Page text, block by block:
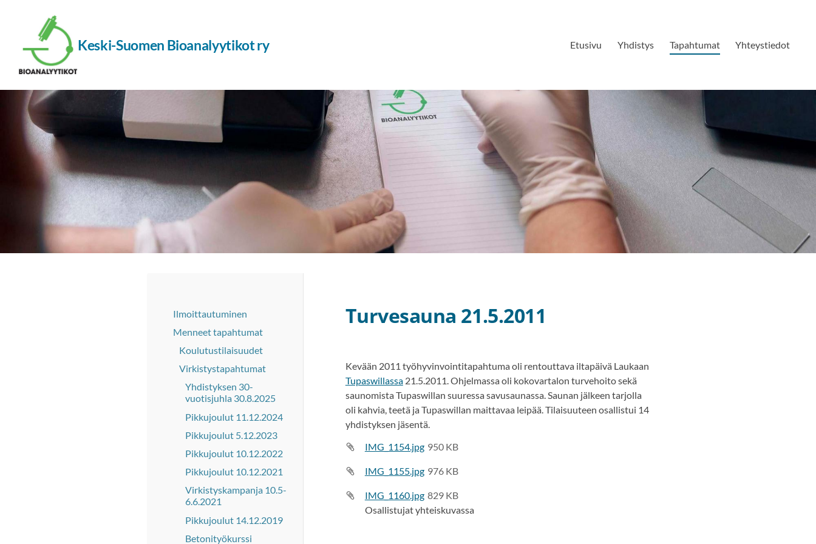
sisältöön
Keski-Suomen Bioanalyytikot ry Etusivu Yhdistys Tapahtumat Yhteystiedot
Ilmoittautuminen
Menneet tapahtumat
Koulutustilaisuudet
Virkistystapahtumat
Yhdistyksen 30-
vuotisjuhla 30.8.2025
Pikkujoulut 11.12.2024
Pikkujoulut 5.12.2023
Pikkujoulut 10.12.2022
Pikkujoulut 10.12.2021
Virkistyskampanja 10.5-
6.6.2021
Pikkujoulut 14.12.2019
Betonityökurssi
Turvesauna 21.5.2011
Kevään 2011 työhyvinvointitapahtuma oli rentouttava iltapäivä Laukaan
Tupaswillassa21.5.2011. Ohjelmassa oli kokovartalon turvehoito sekä
saunomista Tupaswillan suuressa savusaunassa. Saunan jälkeen tarjolla
oli kahvia, teetä ja Tupaswillan maittavaa leipää. Tilaisuuteen osallistui 14
yhdistyksen jäsentä.
IMG_1154.jpg 950 KB
IMG_1155.jpg 976 KB
IMG_1160.jpg 829 KB
Osallistujat yhteiskuvassa